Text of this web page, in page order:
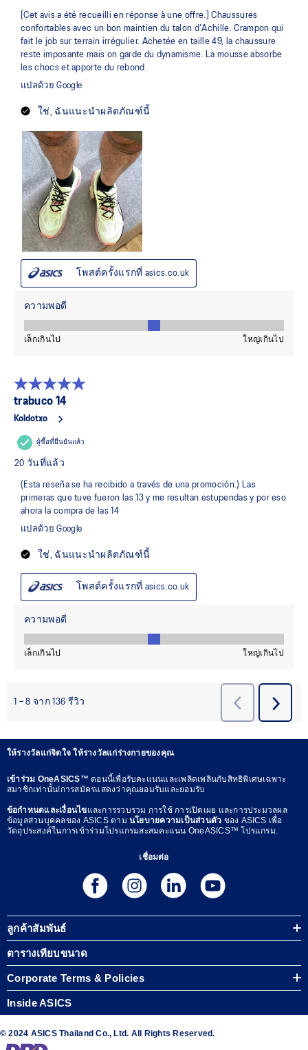
ให้รางวัลแก่จิตใจ ให้รางวัลแก่ร่างกายของคุณ
เข้าร่วม OneASICS™ตอนนี้เพื่อรับคะแนนและเพลิดเพลินกับสิทธิพิเศษเฉพาะ
สมาชิกเท่านั้น!การสมัครแสดงว่าคุณยอมรับและยอมรับ
ข้อกำหนดและเงื่อนไขและการรวบรวม การใช้ การเปิดเผย และการประมวลผล
ข้อมูลส่วนบุคคลของ ASICS ตาม นโยบายความเป็นส่วนตัว ของ ASICS เพื่อ
วัตถุประสงค์ในการเข้าร่วมโปรแกรมสะสมคะแนน OneASICS™ โปรแกรม.
เชื่อมต่อ
ลูกค้าสัมพันธ์
ตารางเทียบขนาด
Corporate Terms & Policies
Inside ASICS
© 2024 ASICS Thailand Co., Ltd. All Rights Reserved.